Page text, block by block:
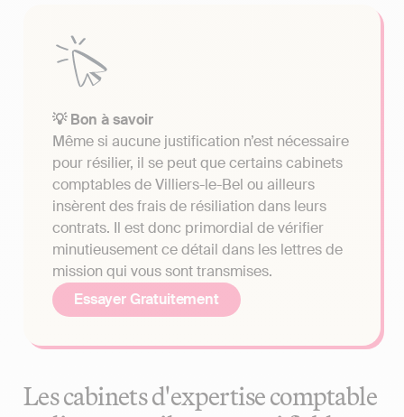
💡 Bon à savoir
Même si aucune justification n’est nécessaire
pour résilier, il se peut que certains cabinets
comptables de Villiers-le-Bel ou ailleurs
insèrent des frais de résiliation dans leurs
contrats. Il est donc primordial de vérifier
minutieusement ce détail dans les lettres de
mission qui vous sont transmises.
Essayer Gratuitement
Les cabinets d'expertise comptable